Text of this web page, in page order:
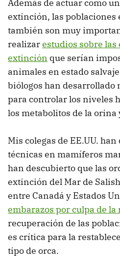
Además de actuar como
extinción, las poblaciones
también son muy
realizarestudios sobre las
extinción que serían
animales en estado
biólogos han desarrollado
para controlar los niveles
los metabolitos de la orina
Mis colegas de EE.UU.
técnicas en mamíferos
han descubierto que las
extinción del Mar de
entre Canadá y Estados
embarazos por culpa de
recuperación de las
es crítica para la
tipo de orca.